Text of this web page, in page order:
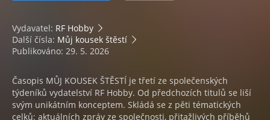
Vydavatel: RF Hobby
Další čísla: Můj kousek štěstí
Publikováno: 29. 5. 2026
Časopis MŮJ KOUSEK ŠTĚSTÍ je třetí ze společenských
týdeníků vydatelství RF Hobby. Od předchozích titulů se liší
svým unikátním konceptem. Skládá se z pěti tématických
celků: aktuálních zpráv ze společnosti, přitažlivých příběhů